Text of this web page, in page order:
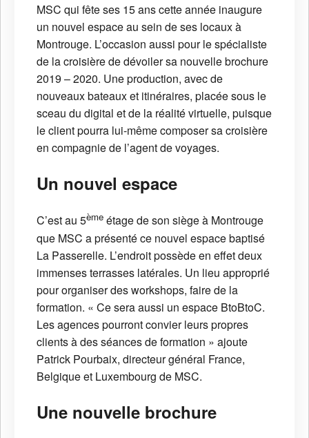
MSC qui fête ses 15 ans cette année inaugure
un nouvel espace au sein de ses locaux à
Montrouge. L’occasion aussi pour le spécialiste
de la croisière de dévoiler sa nouvelle brochure
2019 – 2020. Une production, avec de
nouveaux bateaux et itinéraires, placée sous le
sceau du digital et de la réalité virtuelle, puisque
le client pourra lui-même composer sa croisière
en compagnie de l’agent de voyages.
Un nouvel espace
C’est au 5ème étage de son siège à Montrouge
que MSC a présenté ce nouvel espace baptisé
La Passerelle. L’endroit possède en effet deux
immenses terrasses latérales. Un lieu approprié
pour organiser des workshops, faire de la
formation. « Ce sera aussi un espace BtoBtoC.
Les agences pourront convier leurs propres
clients à des séances de formation » ajoute
Patrick Pourbaix, directeur général France,
Belgique et Luxembourg de MSC.
Une nouvelle brochure